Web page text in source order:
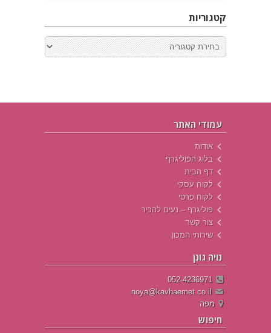
קטגוריות
עמודי האתר
אודות
בלוג הפוליגרף
דף הבית
לקוח עסקי
לקוח פרטי
פוליגרף – נעים להכיר
צור קשר
שירותי המכון
נויה גונן
052-4236971
noya@kavhaemet.co.il
מפה
חיפוש